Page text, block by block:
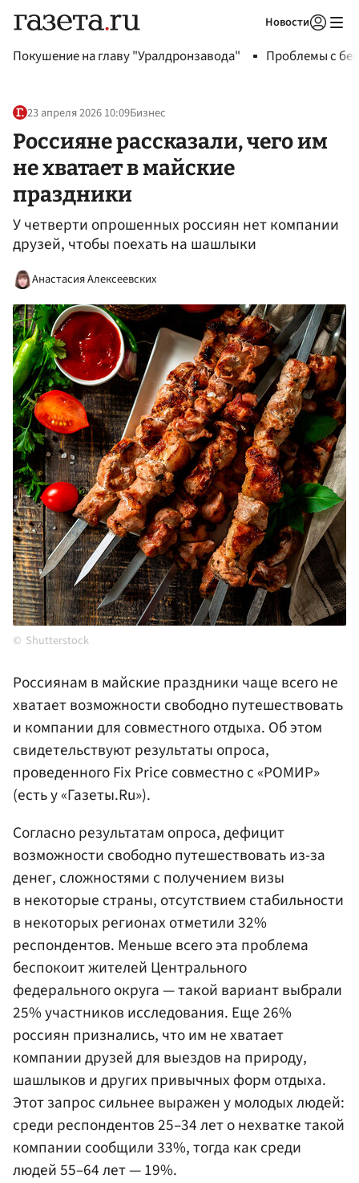
Новости
Покушение на главу "Уралдронзавода" Проблемы с
23 апреля 2026 10:09Бизнес
Россияне рассказали, чего им
не хватает в майские
праздники
У четверти опрошенных россиян нет компании
друзей, чтобы поехать на шашлыки
Анастасия Алексеевских
Shutterstock
Россиянам в майские праздники чаще всего не
хватает возможности свободно путешествовать
и компании для совместного отдыха. Об этом
свидетельствуют результаты опроса,
проведенного Fix Price совместно с «РОМИР»
(есть у «Газеты.Ru»).
Согласно результатам опроса, дефицит
возможности свободно путешествовать из-за
денег, сложностями с получением визы
в некоторые страны, отсутствием стабильности
в некоторых регионах отметили 32%
респондентов. Меньше всего эта проблема
беспокоит жителей Центрального
федерального округа — такой вариант выбрали
25% участников исследования. Еще 26%
россиян признались, что им не хватает
компании друзей для выездов на природу,
шашлыков и других привычных форм отдыха.
Этот запрос сильнее выражен у молодых людей:
среди респондентов 25–34 лет о нехватке такой
компании сообщили 33%, тогда как среди
людей 55–64 лет — 19%.